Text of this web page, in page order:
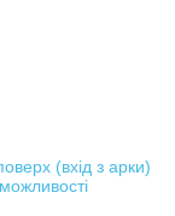
(вхід з арки)